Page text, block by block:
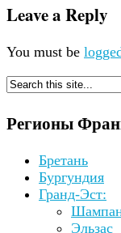
Leave a Reply
You must be
Регионы
Бретань
Бургундия
Гранд-Эст:
Эльзас